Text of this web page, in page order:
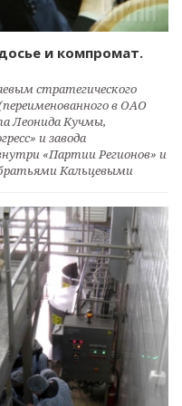
и компромат.
стратегического
в ОАО
Леонида Кучмы,
и завода
«Партии Регионов» и
Кальцевыми